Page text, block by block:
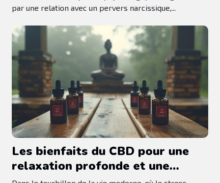
narcissique
par une relation avec un pervers narcissique,...
Les bienfaits du CBD pour une
relaxation profonde et une